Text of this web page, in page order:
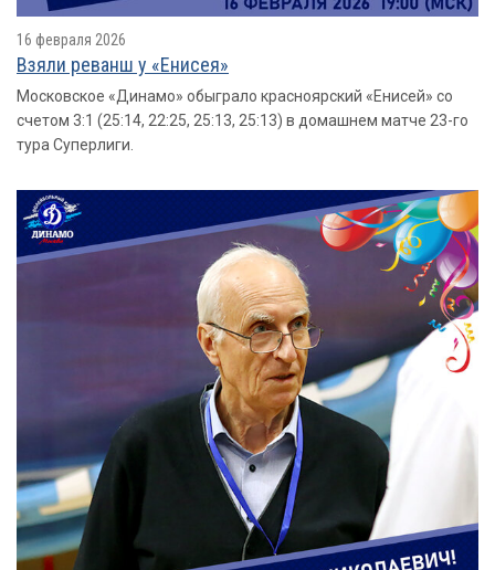
16 февраля 2026
Взяли реванш у «Енисея»
Московское «Динамо» обыграло красноярский «Енисей» со
счетом 3:1 (25:14, 22:25, 25:13, 25:13) в домашнем матче 23-го
тура Суперлиги.